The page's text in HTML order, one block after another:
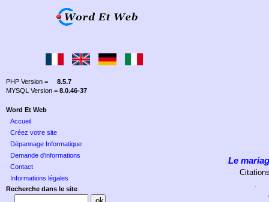
PHP Version = 8.5.7
MYSQL Version = 8.0.46-37
Word Et Web
Accueil
Créez votre site
Dépannage Informatique
Demande d'informations
Contact
Informations légales
Recherche dans le site
Le
·